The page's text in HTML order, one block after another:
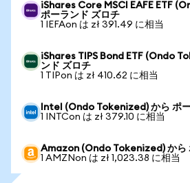
iShares Core MSCI EAFE ETF
ポーランド ズロチ
1 IEFAon は zł 391.49 に相当
iShares TIPS Bond ETF (Ondo
ンド ズロチ
1 TIPon は zł 410.62 に相当
Intel (Ondo Tokenized) から ポ
1 INTCon は zł 379.10 に相当
Amazon (Ondo Tokenized) から
1 AMZNon は zł 1,023.38 に相当